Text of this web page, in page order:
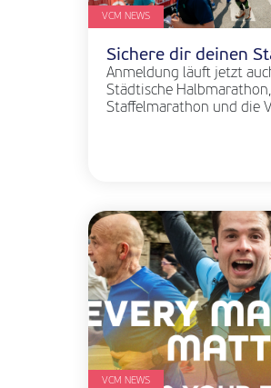
VCM NEWS
Sichere dir deinen
Anmeldung läuft jetzt
Städtische
Staffelmarathon und die
VCM NEWS